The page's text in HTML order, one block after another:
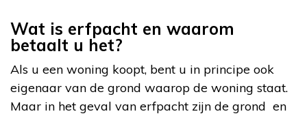
Wat is erfpacht en waarom
betaalt u het?
Als u een woning koopt, bent u in principe ook
eigenaar van de grond waarop de woning staat.
Maar in het geval van erfpacht zijn de grond en